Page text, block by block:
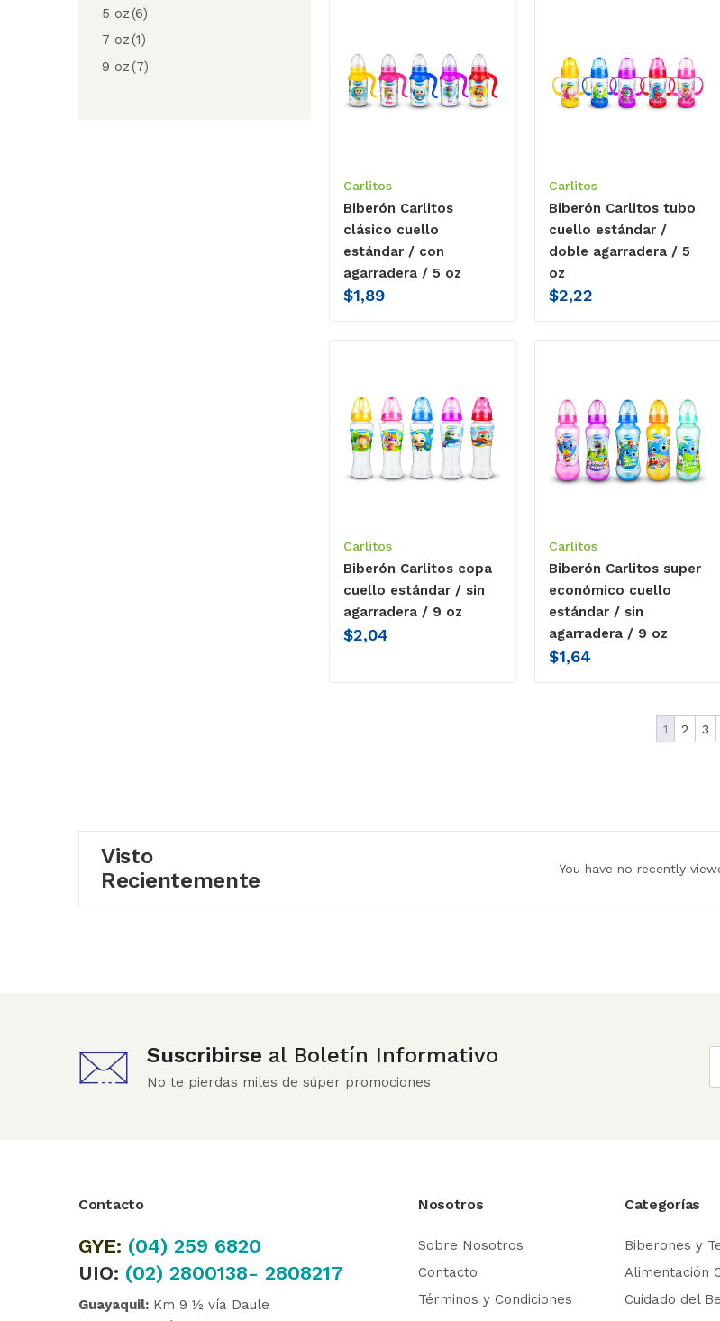
5 oz(6)
7 oz(1)
9 oz(7)
Carlitos
Biberón Carlitos
clásico cuello
estándar / con
agarradera / 5 oz
$1,89
Carlitos
Biberón Carlitos tubo
cuello estándar /
doble agarradera / 5
oz
$2,22
Carlitos
Biberón Carlitos copa
cuello estándar / sin
agarradera / 9 oz
$2,04
Carlitos
Biberón Carlitos super
económico cuello
estándar / sin
agarradera / 9 oz
$1,64
1 2 3
Visto
Recientemente
You have no recently
Suscribirse al Boletín Informativo
No te pierdas miles de súper promociones
Contacto
GYE: (04) 259 6820
UIO: (02) 2800138- 2808217
Guayaquil: Km 9 ½ vía Daule
Nosotros
Sobre Nosotros
Contacto
Términos y Condiciones
Categorías
Biberones y
Alimentación
Cuidado del